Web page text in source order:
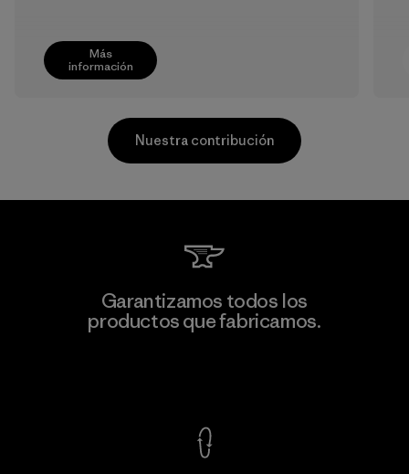
Más
información
Mitsui Bussan Techno Products
CO., LTD/"Pertex"
Nuestra contribución
Garantizamos todos los
productos que fabricamos.